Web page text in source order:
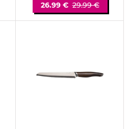
26.99 € 29.99 €